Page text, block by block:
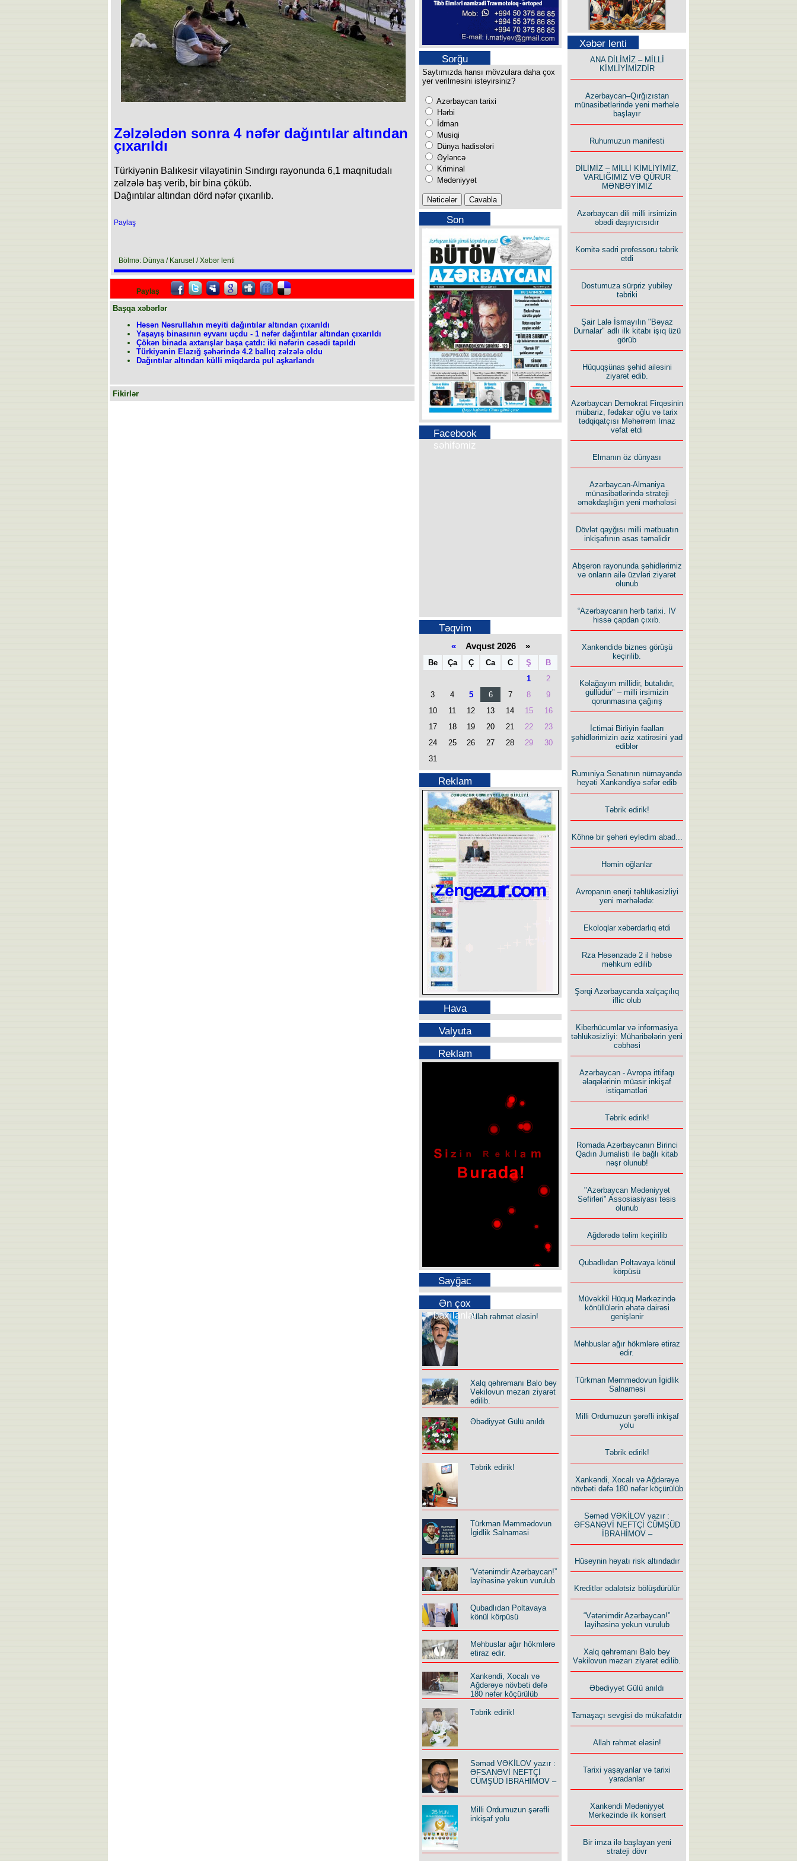
Zəlzələdən sonra 4 nəfər dağıntılar altından
çıxarıldı
Türkiyənin Balıkesir vilayətinin Sındırgı rayonunda 6,1 maqnitudalı
zəlzələ baş verib, bir bina çöküb.
Dağıntılar altından dörd nəfər çıxarılıb.
Paylaş
Bölmə: Dünya / Karusel / Xəbər lenti
Paylaş
Başqa xəbərlər
Həsən Nəsrullahın meyiti dağıntılar altından çıxarıldı
Yaşayış binasının eyvanı uçdu - 1 nəfər dağıntılar altından çıxarıldı
Çökən binada axtarışlar başa çatdı: iki nəfərin cəsədi tapıldı
Türkiyənin Elazığ şəhərində 4.2 ballıq zəlzələ oldu
Dağıntılar altından külli miqdarda pul aşkarlandı
Fikirlər
Sorğu
Saytımızda hansı mövzulara daha çox
yer verilməsini istəyirsiniz?
Azərbaycan tarixi
Hərbi
İdman
Musiqi
Dünya hadisələri
Əyləncə
Kriminal
Mədəniyyət
Son
buraxılışımız
Facebook
səhifəmiz
Təqvim
«Avqust 2026 »
Be Ça Ç Ca C Ş
B
1
2
3
4 5 6 7 8
9
10
11 12 13 14 15
16
17
18 19 20 21 22
23
24
25 26 27 28 29
30
31
Reklam
Hava
Valyuta
Reklam
Sayğac
Ən çox
baxılanlarAllah rəhmət eləsin!
Xalq qəhrəmanı Balo bəy
Vəkilovun məzarı ziyarət
edilib.
Əbədiyyət Gülü anıldı
Təbrik edirik!
Türkman Məmmədovun
İgidlik Salnaməsi
“Vətənimdir Azərbaycan!”
layihəsinə yekun vurulub
Qubadlıdan Poltavaya
könül körpüsü
Məhbuslar ağır hökmlərə
etiraz edir.
Xankəndi, Xocalı və
Ağdərəyə növbəti dəfə
180 nəfər köçürülüb
Təbrik edirik!
Səməd VƏKİLOV yazır :
ƏFSANƏVİ NEFTÇİ
CÜMŞÜD İBRAHİMOV –
Milli Ordumuzun şərəfli
inkişaf yolu
Səfər Alışarlı yazır
Uzun yolun Yolçusu
Bu yolda mən varam!
edən beş şərt
Xəbər lenti
ANA DİLİMİZ – MİLLİ
KİMLİYİMİZDİR
Azərbaycan–Qırğızıstan
münasibətlərində yeni mərhələ
başlayır
Ruhumuzun manifesti
DİLİMİZ – MİLLİ KİMLİYİMİZ,
VARLIĞIMIZ VƏ QÜRUR
MƏNBƏYİMİZ
Azərbaycan dili milli irsimizin
əbədi daşıyıcısıdır
Komitə sədri professoru təbrik
etdi
Dostumuza sürpriz yubiley
təbriki
Şair Lalə İsmayılın "Bəyaz
Durnalar" adlı ilk kitabı işıq üzü
görüb
Hüquqşünas şəhid ailəsini
ziyarət edib.
Azərbaycan Demokrat Firqəsinin
mübariz, fədakar oğlu və tarix
tədqiqatçısı Məhərrəm İmaz
vəfat etdi
Elmanın öz dünyası
Azərbaycan-Almaniya
münasibətlərində strateji
əməkdaşlığın yeni mərhələsi
Dövlət qayğısı milli mətbuatın
inkişafının əsas təməlidir
Abşeron rayonunda şəhidlərimiz
və onların ailə üzvləri ziyarət
olunub
“Azərbaycanın hərb tarixi. IV
hissə çapdan çıxıb.
Xankəndidə biznes görüşü
keçirilib.
Kəlağayım millidir, butalıdır,
güllüdür" – milli irsimizin
qorunmasına çağırış
İctimai Birliyin fəalları
şəhidlərimizin əziz xatirəsini yad
ediblər
Rumıniya Senatının nümayəndə
heyəti Xankəndiyə səfər edib
Təbrik edirik!
Köhnə bir şəhəri eylədim abad...
Həmin oğlanlar
Avropanın enerji təhlükəsizliyi
yeni mərhələdə:
Ekoloqlar xəbərdarlıq etdi
Rza Həsənzadə 2 il həbsə
məhkum edilib
Şərqi Azərbaycanda xalçaçılıq
iflic olub
Kiberhücumlar və informasiya
təhlükəsizliyi: Müharibələrin yeni
cəbhəsi
Azərbaycan - Avropa ittifaqı
əlaqələrinin müasir inkişaf
istiqamatləri
Təbrik edirik!
Romada Azərbaycanın Birinci
Qadın Jurnalisti ilə bağlı kitab
nəşr olunub!
"Azərbaycan Mədəniyyət
Səfirləri" Assosiasiyası təsis
olunub
Ağdərədə təlim keçirilib
Qubadlıdan Poltavaya könül
körpüsü
Müvəkkil Hüquq Mərkəzində
könüllülərin əhatə dairəsi
genişlənir
Məhbuslar ağır hökmlərə etiraz
edir.
Türkman Məmmədovun İgidlik
Salnaməsi
Milli Ordumuzun şərəfli inkişaf
yolu
Təbrik edirik!
Xankəndi, Xocalı və Ağdərəyə
növbəti dəfə 180 nəfər köçürülüb
Səməd VƏKİLOV yazır :
ƏFSANƏVİ NEFTÇİ CÜMŞÜD
İBRAHİMOV –
Hüseynin həyatı risk altındadır
Kreditlər ədalətsiz bölüşdürülür
“Vətənimdir Azərbaycan!”
layihəsinə yekun vurulub
Xalq qəhrəmanı Balo bəy
Vəkilovun məzarı ziyarət edilib.
Əbədiyyət Gülü anıldı
Tamaşaçı sevgisi də mükafatdır
Allah rəhmət eləsin!
Tarixi yaşayanlar və tarixi
yaradanlar
Xankəndi Mədəniyyət
Mərkəzində ilk konsert
Bir imza ilə başlayan yeni
strateji dövr